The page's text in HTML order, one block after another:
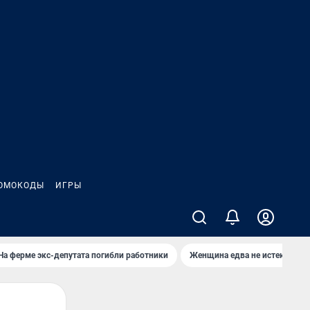
ИГРЫ
ферме экс-депутата погибли работники Женщина едва не истекла